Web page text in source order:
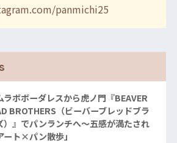
panmichi25
ラボボーダレスから虎ノ門『BEAVER
BROTHERS（ビーバーブレッドブラ
）』でパンランチへ〜五感が満たされ
ート×パン散歩」